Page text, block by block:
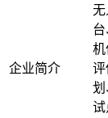
企业简介
无
机
评
划
试